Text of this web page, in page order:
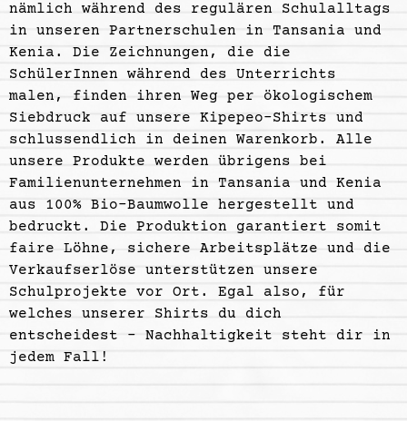
nämlich während des regulären Schulalltags
in unseren Partnerschulen in Tansania und
Kenia. Die Zeichnungen, die die
SchülerInnen während des Unterrichts
malen, finden ihren Weg per ökologischem
Siebdruck auf unsere Kipepeo-Shirts und
schlussendlich in deinen Warenkorb. Alle
unsere Produkte werden übrigens bei
Familienunternehmen in Tansania und Kenia
aus 100% Bio-Baumwolle hergestellt und
bedruckt. Die Produktion garantiert somit
faire Löhne, sichere Arbeitsplätze und die
Verkaufserlöse unterstützen unsere
Schulprojekte vor Ort. Egal also, für
welches unserer Shirts du dich
entscheidest – Nachhaltigkeit steht dir in
jedem Fall!